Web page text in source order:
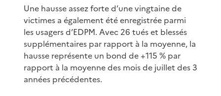
Une hausse assez forte d’une vingtaine de
victimes a également été enregistrée parmi
les usagers d’EDPM. Avec 26 tués et blessés
supplémentaires par rapport à la moyenne, la
hausse représente un bond de +115 % par
rapport à la moyenne des mois de juillet des 3
années précédentes.